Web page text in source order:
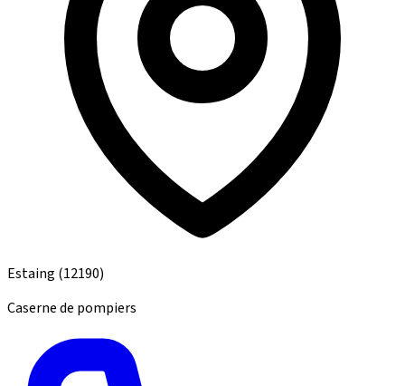
Estaing (12190)
Caserne de pompiers